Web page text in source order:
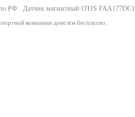
РФ . Датчик магнитный OTIS FAA177DC1
компании довезём бесплатно.